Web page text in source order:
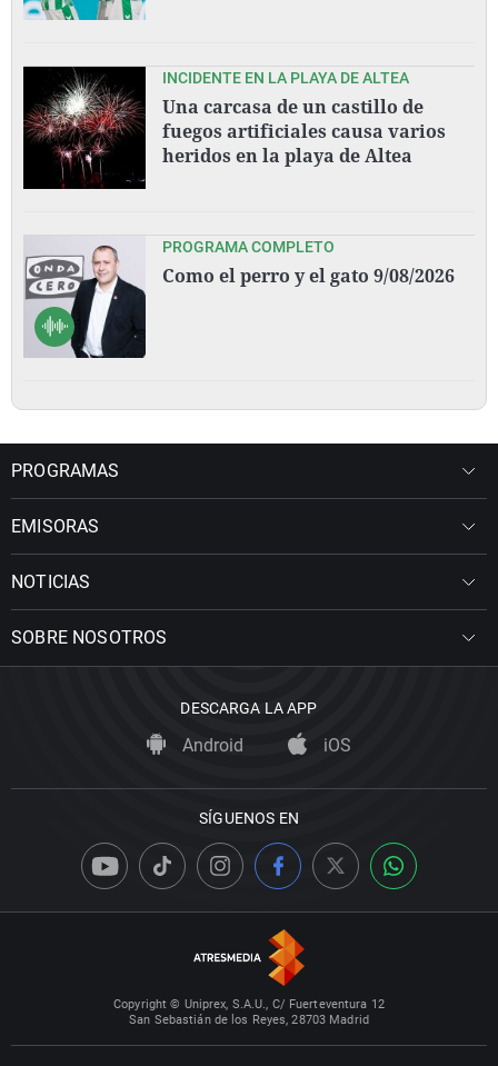
INCIDENTE EN LA PLAYA DE ALTEA
Una carcasa de un castillo de
fuegos artificiales causa varios
heridos en la playa de Altea
PROGRAMA COMPLETO
Como el perro y el gato 9/08/2026
PROGRAMAS
EMISORAS
NOTICIAS
SOBRE NOSOTROS
DESCARGA LA APP
Android iOS
SÍGUENOS EN
Copyright © Uniprex, S.A.U., C/ Fuerteventura 12
San Sebastián de los Reyes, 28703 Madrid